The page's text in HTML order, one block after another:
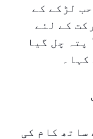
لڑکے کے
کے لئے
پتہ چل گیا
ساتھ کام کی